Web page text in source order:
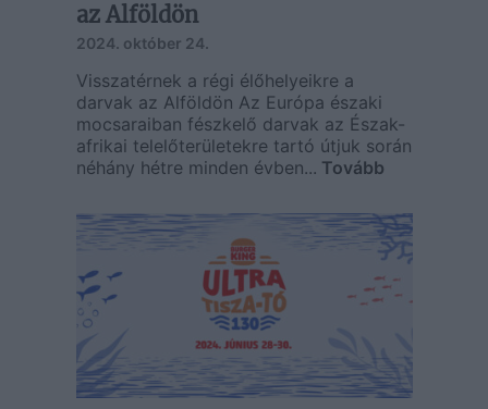
az Alföldön
2024. október 24.
Visszatérnek a régi élőhelyeikre a
darvak az Alföldön Az Európa északi
mocsaraiban fészkelő darvak az Észak-
afrikai telelőterületekre tartó útjuk során
néhány hétre minden évben... Tovább